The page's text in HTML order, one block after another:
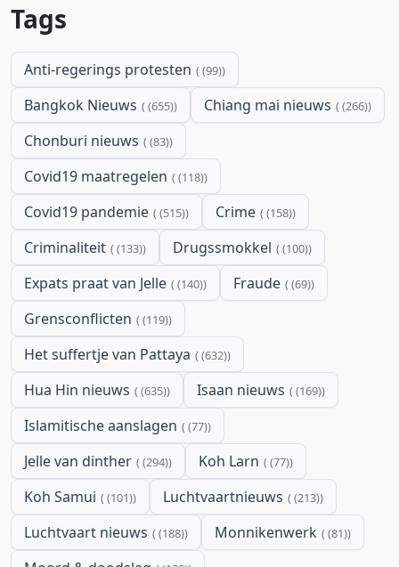
Tags
Anti-regerings protesten (99)
Bangkok Nieuws (655) Chiang mai nieuws (266)
Chonburi nieuws (83)
Covid19 maatregelen (118)
Covid19 pandemie (515) Crime (158)
Criminaliteit (133) Drugssmokkel (100)
Expats praat van Jelle (140) Fraude (69)
Grensconflicten (119)
Het suffertje van Pattaya (632)
Hua Hin nieuws (635) Isaan nieuws (169)
Islamitische aanslagen (77)
Jelle van dinther (294) Koh Larn (77)
Koh Samui (101) Luchtvaartnieuws (213)
Luchtvaart nieuws (188) Monnikenwerk (81)